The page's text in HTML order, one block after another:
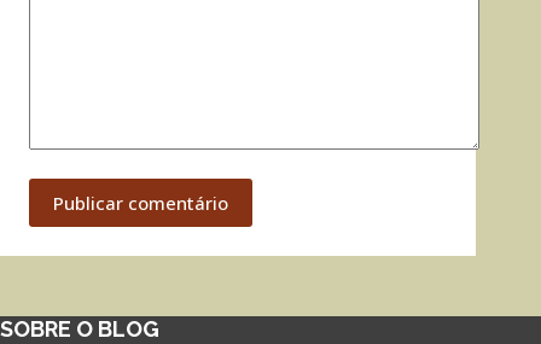
Publicar comentário
SOBRE O BLOG